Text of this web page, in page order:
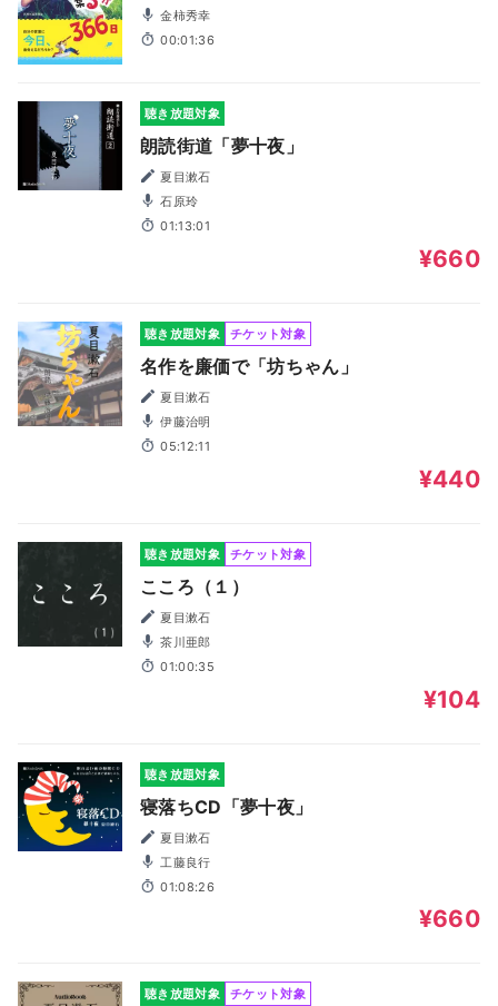
金柿秀幸
00:01:36
聴き放題対象
朗読街道「夢十夜」
夏目漱石
石原玲
01:13:01
¥660
聴き放題対象 チケット対象
名作を廉価で「坊ちゃん」
夏目漱石
伊藤治明
05:12:11
¥440
聴き放題対象 チケット対象
こころ（１）
夏目漱石
茶川亜郎
01:00:35
¥104
聴き放題対象
寝落ちCD「夢十夜」
夏目漱石
工藤良行
01:08:26
¥660
聴き放題対象 チケット対象